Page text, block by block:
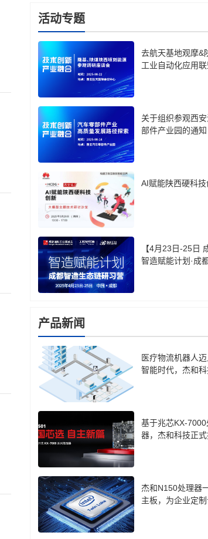
活动专题
去航天基地观摩&
工业自动化应用
关于组织参观西
部件产业园的通知
AI赋能陕西硬科技
【4月23日-25日
智造赋能计划·成
产品新闻
医疗物流机器人
智能时代，杰和
基于兆芯KX-7000
器，杰和科技正
杰和N150处理器
主板，为企业定